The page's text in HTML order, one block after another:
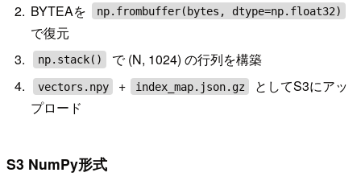
BYTEAを
np.frombuffer(bytes, dtype=np.float32)
で復元
np.stack() で (N, 1024) の行列を構築
vectors.npy + index_map.json.gz
としてS3にアッ
プロード
S3 NumPy形式